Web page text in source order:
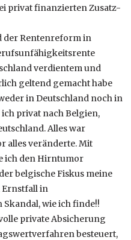
privat finanzierten Zusatz-
der Rentenreform in
verdientem und
geltend gemacht habe
in Deutschland noch in
privat nach Belgien,
Alles war
alles veränderte. Mit
ich den Hirntumor
belgische Fiskus meine
Ernstfall in
wie ich finde!!
private Absicherung
besteuert,